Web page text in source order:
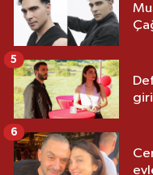
5
6